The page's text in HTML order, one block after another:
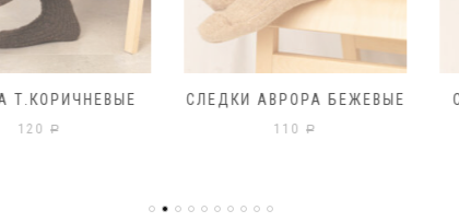
СЛЕДКИ АВРОРА БЕЖЕВЫЕ СЛЕДКИ